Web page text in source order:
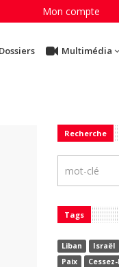
Mon compte
Dossiers Multimédia
Recherche
Tags
Liban Israël
Paix